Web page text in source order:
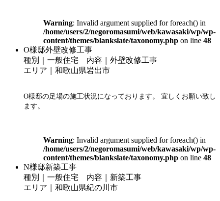
Warning: Invalid argument supplied for foreach() in
/home/users/2/negoromasumi/web/kawasaki/wp/wp-
content/themes/blankslate/taxonomy.php on line 48
O様邸外壁改修工事
種別｜一般住宅 内容｜外壁改修工事
エリア｜和歌山県岩出市
O様邸の足場の施工状況になっております。 宜しくお願い致し
ます。
Warning: Invalid argument supplied for foreach() in
/home/users/2/negoromasumi/web/kawasaki/wp/wp-
content/themes/blankslate/taxonomy.php on line 48
N様邸新築工事
種別｜一般住宅 内容｜新築工事
エリア｜和歌山県紀の川市